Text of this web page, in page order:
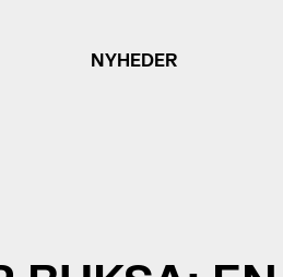
NYHEDER